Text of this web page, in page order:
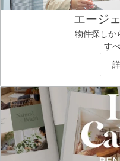
エージ
物件探しか
す